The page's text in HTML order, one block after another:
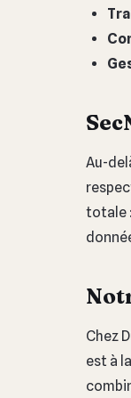
Au-
totale
Chez
est à